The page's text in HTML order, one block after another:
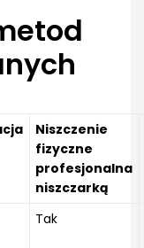
Niszczenie
fizyczne
profesjonalna
niszczarką
Tak